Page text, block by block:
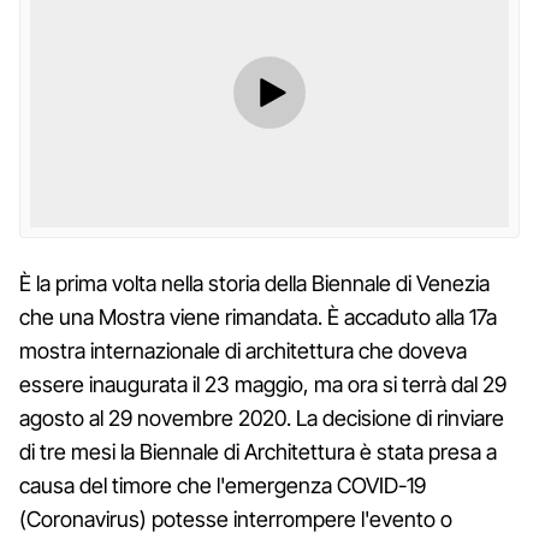
È la prima volta nella storia della Biennale di Venezia
che una Mostra viene rimandata. È accaduto alla 17a
mostra internazionale di architettura che doveva
essere inaugurata il 23 maggio, ma ora si terrà dal 29
agosto al 29 novembre 2020. La decisione di rinviare
di tre mesi la Biennale di Architettura è stata presa a
causa del timore che l'emergenza COVID-19
(Coronavirus) potesse interrompere l'evento o